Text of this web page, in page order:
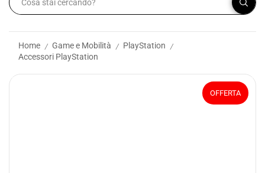
Home / Game e Mobilità / PlayStation /
Accessori PlayStation
OFFERTA